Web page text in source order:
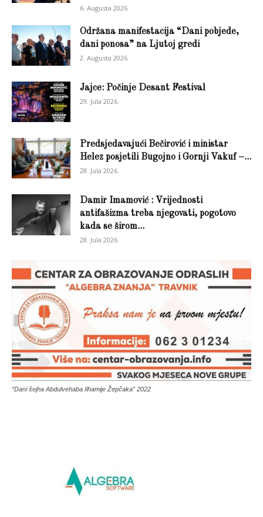
6. Augusta 2026.
Održana manifestacija “Dani pobjede,
dani ponosa” na Ljutoj gredi
2. Augusta 2026.
Jajce: Počinje Desant Festival
29. Jula 2026.
Predsjedavajući Bečirović i ministar
Helez posjetili Bugojno i Gornji Vakuf –...
28. Jula 2026.
Damir Imamović : Vrijednosti
antifašizma treba njegovati, pogotovo
kada se širom...
28. Jula 2026.
“Dani šejha Abdulvehaba Ilhamije Žepčaka” 2022